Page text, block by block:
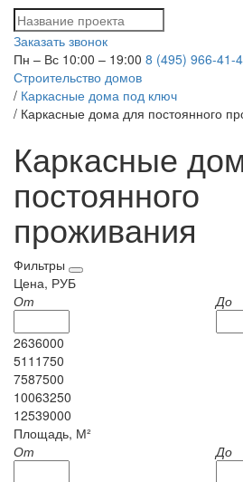
Заказать звонок
Пн – Вс 10:00 – 19:00 8 (495) 966-41-
Строительство домов
/ Каркасные дома под ключ
/ Каркасные дома для постоянного
Каркасные
постоянного
проживания
Фильтры
Цена, РУБ
От
До
2636000
5111750
7587500
10063250
12539000
Площадь, М²
От
До